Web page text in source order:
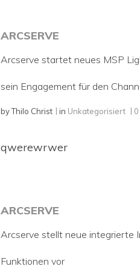
ARCSERVE
Arcserve startet neues MSP
sein Engagement für den
byThilo Christ in Unkategorisiert
qwerewrwer
ARCSERVE
Arcserve stellt neue integrierte
Funktionen vor